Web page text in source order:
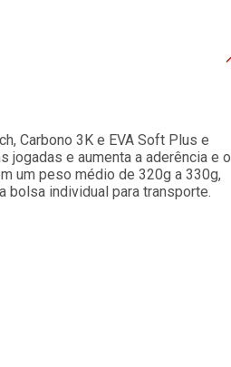
Carbono 3K e EVA Soft Plus e
jogadas e aumenta a aderência e o
um peso médio de 320g a 330g,
bolsa individual para transporte.